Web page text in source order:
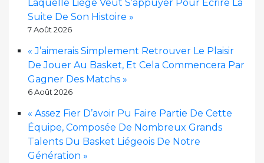
Laquelle Liège Veut S’appuyer Pour Écrire La
Suite De Son Histoire »
7 Août 2026
« J’aimerais Simplement Retrouver Le Plaisir
De Jouer Au Basket, Et Cela Commencera Par
Gagner Des Matchs »
6 Août 2026
« Assez Fier D’avoir Pu Faire Partie De Cette
Équipe, Composée De Nombreux Grands
Talents Du Basket Liégeois De Notre
Génération »